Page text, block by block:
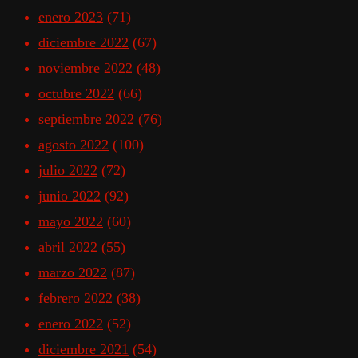
enero 2023 (71)
diciembre 2022 (67)
noviembre 2022 (48)
octubre 2022 (66)
septiembre 2022 (76)
agosto 2022 (100)
julio 2022 (72)
junio 2022 (92)
mayo 2022 (60)
abril 2022 (55)
marzo 2022 (87)
febrero 2022 (38)
enero 2022 (52)
diciembre 2021 (54)